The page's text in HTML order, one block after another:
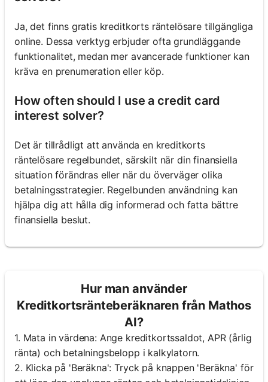
Ja, det finns gratis kreditkorts räntelösare tillgängliga
online. Dessa verktyg erbjuder ofta grundläggande
funktionalitet, medan mer avancerade funktioner kan
kräva en prenumeration eller köp.
How often should I use a credit card
interest solver?
Det är tillrådligt att använda en kreditkorts
räntelösare regelbundet, särskilt när din finansiella
situation förändras eller när du överväger olika
betalningsstrategier. Regelbunden användning kan
hjälpa dig att hålla dig informerad och fatta bättre
finansiella beslut.
Hur man använder
Kreditkortsränteberäknaren från Mathos
AI?
1. Mata in värdena: Ange kreditkortssaldot, APR (årlig
ränta) och betalningsbelopp i kalkylatorn.
2. Klicka på 'Beräkna': Tryck på knappen 'Beräkna' för